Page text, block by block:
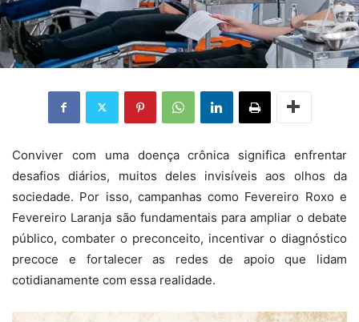
Conviver com uma doença crônica significa enfrentar
desafios diários, muitos deles invisíveis aos olhos da
sociedade. Por isso, campanhas como Fevereiro Roxo e
Fevereiro Laranja são fundamentais para ampliar o debate
público, combater o preconceito, incentivar o diagnóstico
precoce e fortalecer as redes de apoio que lidam
cotidianamente com essa realidade.